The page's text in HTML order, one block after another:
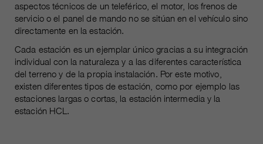
aspectos técnicos de un teleférico, el motor, los frenos de
servicio o el panel de mando no se sitúan en el vehículo sino
directamente en la estación.
Cada estación es un ejemplar único gracias a su integración
individual con la naturaleza y a las diferentes característica
del terreno y de la propia instalación. Por este motivo,
existen diferentes tipos de estación, como por ejemplo las
estaciones largas o cortas, la estación intermedia y la
estación HCL.
fin
Usado para proteger contra el
spam causado por los spam-bots.
Name cookie_optin
proveedor sgalinski Cookie Opt In
duración
Name
__utmc, __utmd, __utmz
proveedor Google Analytics
duración
Mehrere - variieren zwischen 2
Jahren und 6 Monaten oder noch
kürzer.